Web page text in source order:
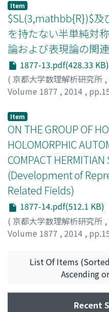
Item
$SL(3,mathbb{R})$及
を持たない半単純対
論および表現論の関
1877-13.pdf(428.33 KB)
( 京都大学数理解析研究所 ,
Volume 1877 , 2014 ,
Item
ON THE GROUP OF
HOLOMORPHIC
COMPACT HERMITIAN
(Development of
Related Fields)
1877-14.pdf(512.1 KB)
( 京都大学数理解析研究所 ,
Volume 1877 , 2014 ,
List Of Items
Ascending
Recent